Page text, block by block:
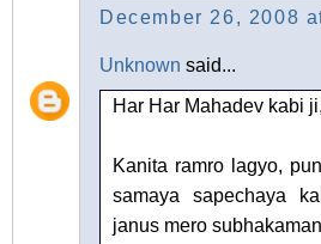
December 26, 2008
Unknown said...
Har Har Mahadev kabi ji,
Kanita ramro lagyo,
samaya sapechaya
janus mero